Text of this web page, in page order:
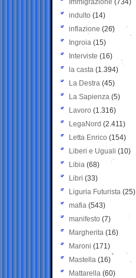
Immigrazione (734)
indulto (14)
inflazione (26)
Ingroia (15)
Interviste (16)
la casta (1.394)
La Destra (45)
La Sapienza (5)
Lavoro (1.316)
LegaNord (2.411)
Letta Enrico (154)
Liberi e Uguali (10)
Libia (68)
Libri (33)
Liguria Futurista (25)
mafia (543)
manifesto (7)
Margherita (16)
Maroni (171)
Mastella (16)
Mattarella (60)